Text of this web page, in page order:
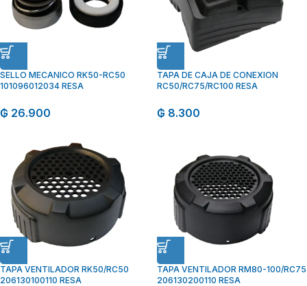
SELLO MECANICO RK50-RC50
101096012034 RESA
₲ 26.900
TAPA DE CAJA DE CONEXION
RC50/RC75/RC100 RESA
₲ 8.300
TAPA VENTILADOR RK50/RC50
206130100110 RESA
TAPA VENTILADOR RM80-100/RC75
206130200110 RESA